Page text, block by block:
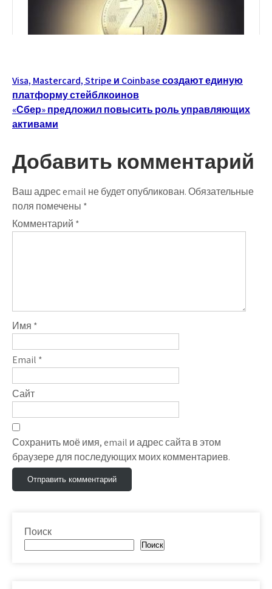
Навигация
по
записям
Visa, Mastercard, Stripe и Coinbase создают единую
платформу стейблкоинов
«Сбер» предложил повысить роль управляющих
активами
Добавить комментарий
Ваш адрес email не будет опубликован.Обязательные
поля помечены *
Комментарий *
Имя *
Email *
Сайт
Сохранить моё имя, email и адрес сайта в этом
браузере для последующих моих комментариев.
Поиск
Поиск